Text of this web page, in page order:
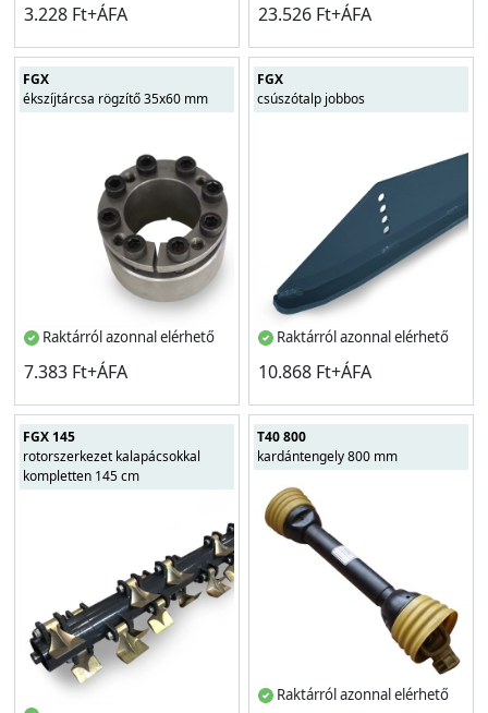
3.228 Ft+ÁFA 23.526 Ft+ÁFA
FGX
ékszíjtárcsa rögzítő 35x60 mm
Raktárról azonnal elérhető
7.383 Ft+ÁFA
FGX
csúszótalp jobbos
Raktárról azonnal elérhető
10.868 Ft+ÁFA
FGX 145
rotorszerkezet kalapácsokkal
kompletten 145 cm
T40 800
kardántengely 800 mm
Raktárról azonnal elérhető